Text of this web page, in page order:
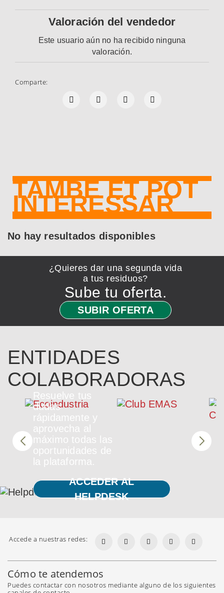
Valoración del vendedor
Este usuario aún no ha recibido ninguna
valoración.
Comparte:
TAMBÉ ET POT
INTERESSAR
No hay resultados disponibles
¿Quieres dar una segunda vida
a tus residuos?
Sube tu oferta.
SUBIR OFERTA
ENTIDADES
COLABORADORAS
Resuelve tus
dudas
rápidamente y
aprovecha al
máximo todas las
oportunidades de
la plataforma.
ACCEDER AL
HELPDESK
Accede a nuestras redes:
Cómo te atendemos
Puedes contactar con nosotros mediante alguno de los siguientes